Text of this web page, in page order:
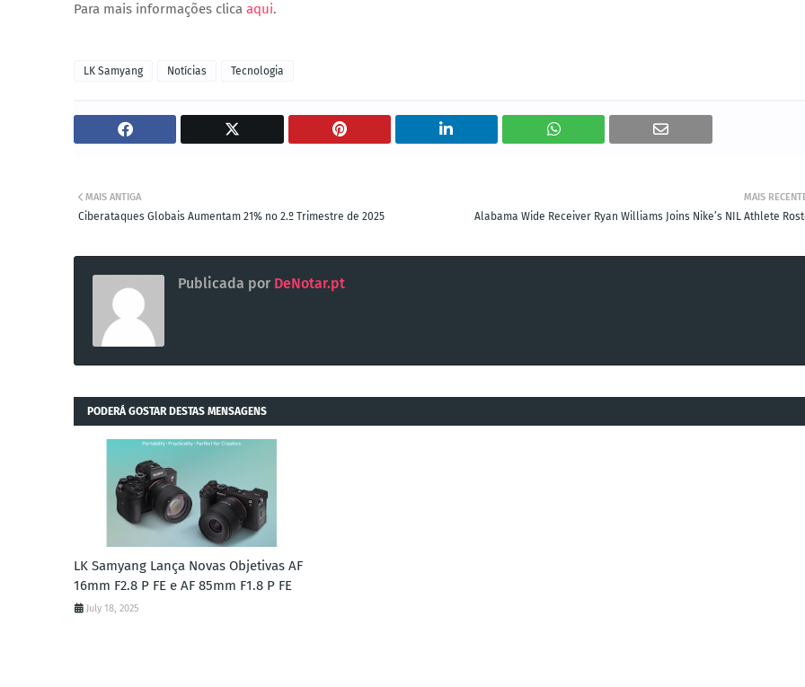
Para mais informações clica aqui.
LK Samyang Notícias Tecnologia
MAIS
Alabama Wide Receiver Ryan Williams Joins Nike’s NIL Athlete
MAIS ANTIGA
Ciberataques Globais Aumentam 21% no 2.º Trimestre de 2025
Publicada por DeNotar.pt
PODERÁ GOSTAR DESTAS MENSAGENS
LK Samyang Lança Novas Objetivas AF
16mm F2.8 P FE e AF 85mm F1.8 P FE
July 18, 2025